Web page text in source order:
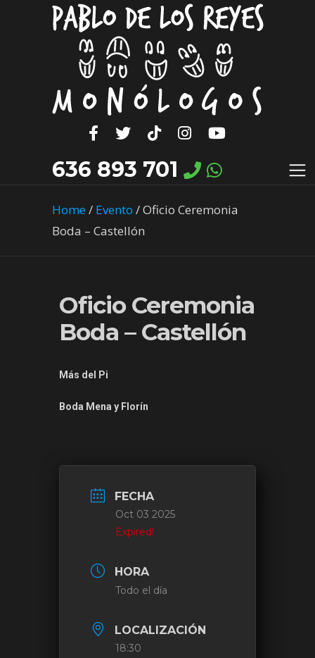
636 893 701
Home/ Evento /Oficio Ceremonia
Boda – Castellón
Oficio Ceremonia
Boda – Castellón
Más del Pi
Boda Mena y Florín
FECHA
Oct 03 2025
Expired!
HORA
Todo el día
LOCALIZACIÓN
18:30